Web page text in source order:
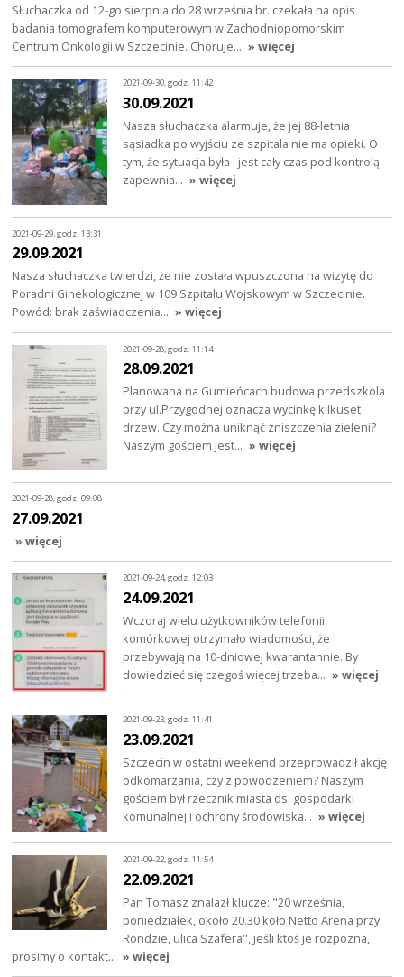
Słuchaczka od 12-go sierpnia do 28 września br. czekała na opis
badania tomografem komputerowym w Zachodniopomorskim
Centrum Onkologii w Szczecinie. Choruje… » więcej
2021-09-30, godz. 11:42
30.09.2021
Nasza słuchaczka alarmuje, że jej 88-letnia
sąsiadka po wyjściu ze szpitala nie ma opieki. O
tym, że sytuacja była i jest cały czas pod kontrolą
zapewnia… » więcej
2021-09-29, godz. 13:31
29.09.2021
Nasza słuchaczka twierdzi, że nie została wpuszczona na wizytę do
Poradni Ginekologicznej w 109 Szpitalu Wojskowym w Szczecinie.
Powód: brak zaświadczenia… » więcej
2021-09-28, godz. 11:14
28.09.2021
Planowana na Gumieńcach budowa przedszkola
przy ul.Przygodnej oznacza wycinkę kilkuset
drzew. Czy można uniknąć zniszczenia zieleni?
Naszym gościem jest… » więcej
2021-09-28, godz. 09:08
27.09.2021
» więcej
2021-09-24, godz. 12:03
24.09.2021
Wczoraj wielu użytkowników telefonii
komórkowej otrzymało wiadomości, że
przebywają na 10-dniowej kwarantannie. By
dowiedzieć się czegoś więcej trzeba… » więcej
2021-09-23, godz. 11:41
23.09.2021
Szczecin w ostatni weekend przeprowadził akcję
odkomarzania, czy z powodzeniem? Naszym
gościem był rzecznik miasta ds. gospodarki
komunalnej i ochrony środowiska… » więcej
2021-09-22, godz. 11:54
22.09.2021
Pan Tomasz znalazł klucze: "20 września,
poniedziałek, około 20.30 koło Netto Arena przy
Rondzie, ulica Szafera", jeśli ktoś je rozpozna,
prosimy o kontakt… » więcej